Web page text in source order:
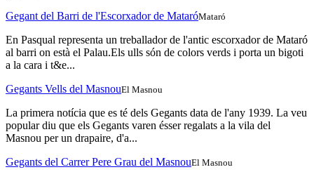
Gegant del Barri de l'Escorxador de MataróMataró
En Pasqual representa un treballador de l'antic escorxador de Mataró
al barri on està el Palau.Els ulls són de colors verds i porta un bigoti
a la cara i t&e...
Gegants Vells del MasnouEl Masnou
La primera notícia que es té dels Gegants data de l'any 1939. La veu
popular diu que els Gegants varen ésser regalats a la vila del
Masnou per un drapaire, d'a...
Gegants del Carrer Pere Grau del MasnouEl Masnou